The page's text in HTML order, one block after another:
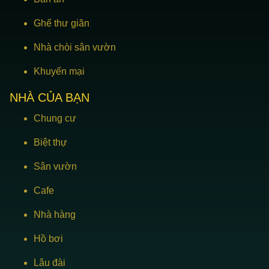
Ghế thư giãn
Nhà chòi sân vườn
Khuyến mại
NHÀ CỦA BẠN
Chung cư
Biệt thự
Sân vườn
Cafe
Nhà hàng
Hồ bơi
Lâu đài